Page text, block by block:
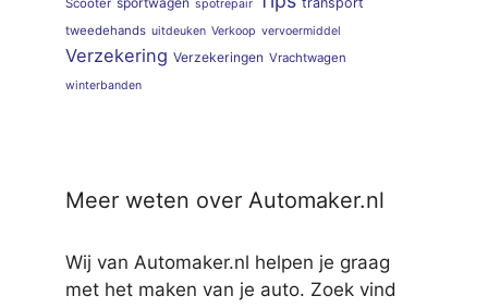
Scooter spotrepair
tweedehands uitdeuken Verkoop vervoermiddel
Verzekering Verzekeringen Vrachtwagen
winterbanden
Meer weten over Automaker.nl
Wij van Automaker.nl helpen je graag
met het maken van je auto. Zoek vind